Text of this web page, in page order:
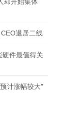
退居二线
硬件最值得关
计涨幅较大”